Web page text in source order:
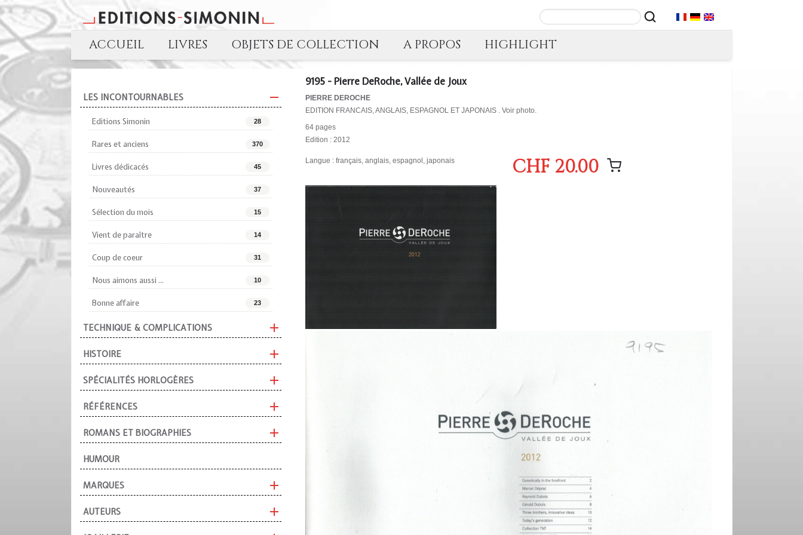
ACCUEIL LIVRES OBJETS DE COLLECTION A PROPOS HIGHLIGHT
LES INCONTOURNABLES
Editions Simonin 28
Rares et anciens 370
Livres dédicacés 45
Nouveautés 37
Sélection du mois 15
Vient de paraître 14
Coup de coeur 31
Nous aimons aussi ... 10
Bonne affaire 23
TECHNIQUE & COMPLICATIONS
HISTOIRE
SPÉCIALITÉS HORLOGÈRES
RÉFÉRENCES
ROMANS ET BIOGRAPHIES
HUMOUR
MARQUES
AUTEURS
9195 - Pierre DeRoche, Vallée de Joux
PIERRE DEROCHE
EDITION FRANCAIS, ANGLAIS, ESPAGNOL ET JAPONAIS . Voir photo.
64 pages
Edition : 2012
Langue : français, anglais, espagnol, japonais CHF 20.00